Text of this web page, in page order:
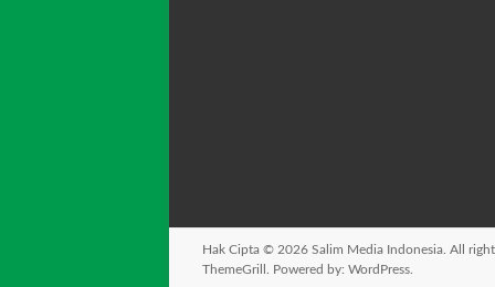
Hak Cipta © 2026 Salim Media Indonesia . All
ThemeGrill. Powered by: WordPress